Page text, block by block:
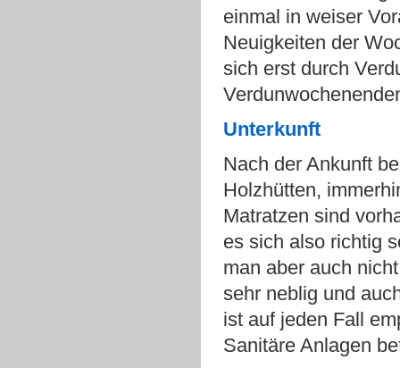
einmal in weiser
Neuigkeiten der
sich erst durch
Unterkunft
Nach der Ankunft
Holzhütten,
Matratzen sind
es sich also richtig
man aber auch
sehr neblig und
ist auf jeden Fall
Sanitäre Anlagen